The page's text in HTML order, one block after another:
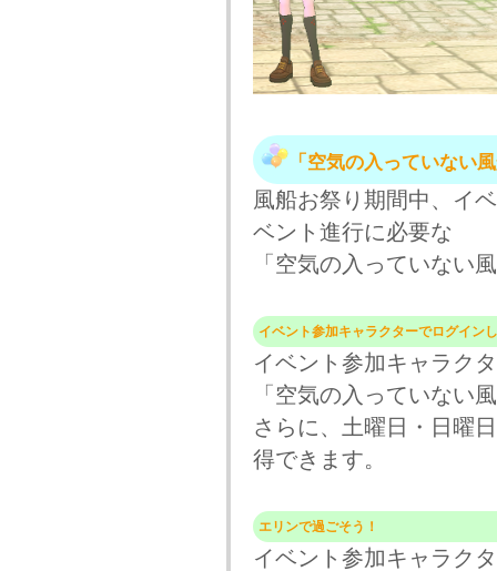
「空気の入っていない
風船お祭り期間中、イ
ベント進行に必要な
「空気の入っていない
イベント参加キャラクターでログイン
イベント参加キャラク
「空気の入っていない
さらに、土曜日・日曜
得できます。
エリンで過ごそう！
イベント参加キャラク